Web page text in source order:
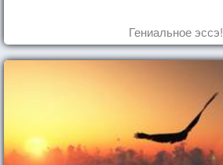
Гениальное эссэ!